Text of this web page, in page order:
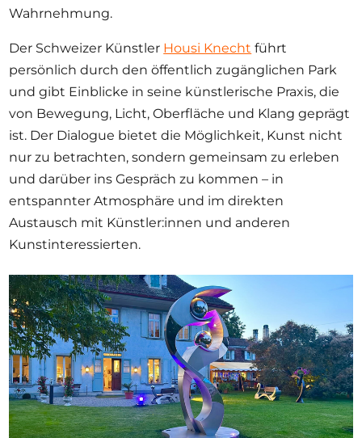
Wahrnehmung.
Der Schweizer Künstler Housi Knecht führt
persönlich durch den öffentlich zugänglichen Park
und gibt Einblicke in seine künstlerische Praxis, die
von Bewegung, Licht, Oberfläche und Klang geprägt
ist. Der Dialogue bietet die Möglichkeit, Kunst nicht
nur zu betrachten, sondern gemeinsam zu erleben
und darüber ins Gespräch zu kommen – in
entspannter Atmosphäre und im direkten
Austausch mit Künstler:innen und anderen
Kunstinteressierten.